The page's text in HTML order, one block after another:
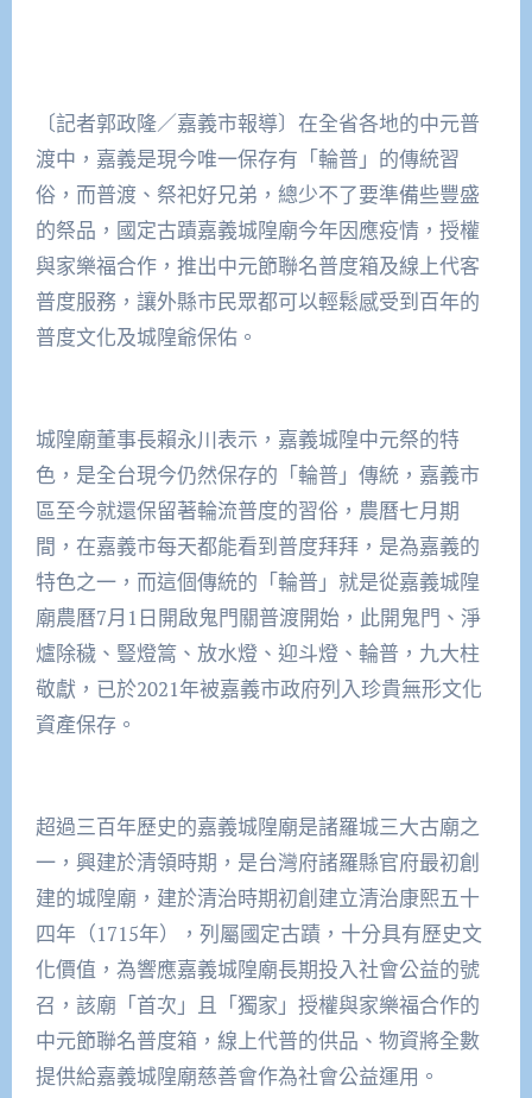
〔記者郭政隆／嘉義市報導〕在全省各地的中元普
渡中，嘉義是現今唯一保存有「輪普」的傳統習
俗，而普渡、祭祀好兄弟，總少不了要準備些豐盛
的祭品，國定古蹟嘉義城隍廟今年因應疫情，授權
與家樂福合作，推出中元節聯名普度箱及線上代客
普度服務，讓外縣市民眾都可以輕鬆感受到百年的
普度文化及城隍爺保佑。
城隍廟董事長賴永川表示，嘉義城隍中元祭的特
色，是全台現今仍然保存的「輪普」傳統，嘉義市
區至今就還保留著輪流普度的習俗，農曆七月期
間，在嘉義市每天都能看到普度拜拜，是為嘉義的
特色之一，而這個傳統的「輪普」就是從嘉義城隍
廟農曆7月1日開啟鬼門關普渡開始，此開鬼門、淨
爐除穢、豎燈篙、放水燈、迎斗燈、輪普，九大柱
敬獻，已於2021年被嘉義市政府列入珍貴無形文化
資產保存。
超過三百年歷史的嘉義城隍廟是諸羅城三大古廟之
一，興建於清領時期，是台灣府諸羅縣官府最初創
建的城隍廟，建於清治時期初創建立清治康熙五十
四年（1715年），列屬國定古蹟，十分具有歷史文
化價值，為響應嘉義城隍廟長期投入社會公益的號
召，該廟「首次」且「獨家」授權與家樂福合作的
中元節聯名普度箱，線上代普的供品、物資將全數
提供給嘉義城隍廟慈善會作為社會公益運用。